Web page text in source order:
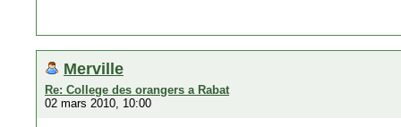
Merville
Re: College des orangers a Rabat
02 mars 2010, 10:00